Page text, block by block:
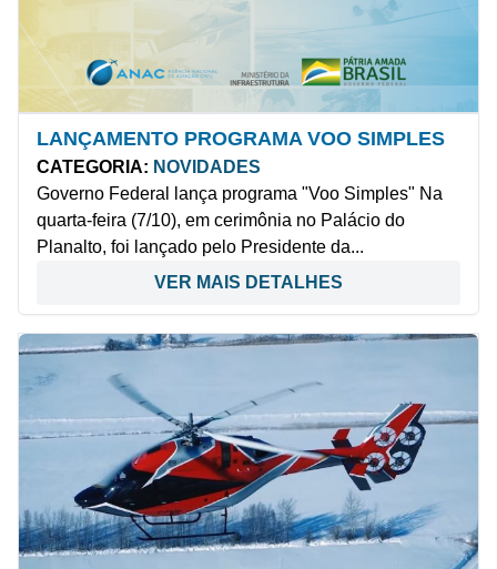
LANÇAMENTO PROGRAMA VOO SIMPLES
CATEGORIA: NOVIDADES
Governo Federal lança programa "Voo Simples" Na
quarta-feira (7/10), em cerimônia no Palácio do
Planalto, foi lançado pelo Presidente da...
VER MAIS DETALHES